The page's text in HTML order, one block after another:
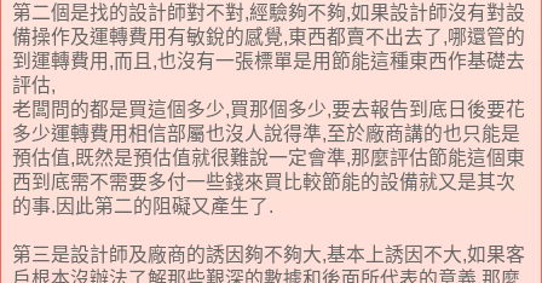
第二個是找的設計師對不對,經驗夠不夠,如果設計師沒有對設
備操作及運轉費用有敏銳的感覺,東西都賣不出去了,哪還管的
到運轉費用,而且,也沒有一張標單是用節能這種東西作基礎去
評估,
老闆問的都是買這個多少,買那個多少,要去報告到底日後要花
多少運轉費用相信部屬也沒人說得準,至於廠商講的也只能是
預估值,既然是預估值就很難說一定會準,那麼評估節能這個東
西到底需不需要多付一些錢來買比較節能的設備就又是其次
的事.因此第二的阻礙又產生了.
第三是設計師及廠商的誘因夠不夠大,基本上誘因不大,如果客
戶根本沒辦法了解那些艱深的數據和後面所代表的意義,那麼